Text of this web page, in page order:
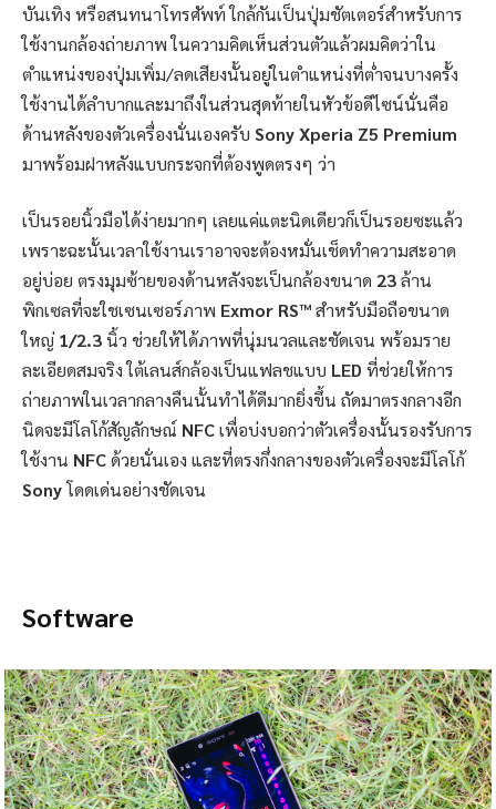
บันเทิง หรือสนทนาโทรศัพท์ ใกล้กันเป็นปุ่มชัตเตอร์สำหรับการ
ใช้งานกล้องถ่ายภาพ ในความคิดเห็นส่วนตัวแล้วผมคิดว่าใน
ตำแหน่งของปุ่มเพิ่ม/ลดเสียงนั้นอยู่ในตำแหน่งที่ต่ำจนบางครั้ง
ใช้งานได้ลำบากและมาถึงในส่วนสุดท้ายในหัวข้อดีไซน์นั่นคือ
ด้านหลังของตัวเครื่องนั่นเองครับ Sony Xperia Z5 Premium
มาพร้อมฝาหลังแบบกระจกที่ต้องพูดตรงๆ ว่า
เป็นรอยนิ้วมือได้ง่ายมากๆ เลยแค่แตะนิดเดียวก็เป็นรอยซะแล้ว
เพราะฉะนั้นเวลาใช้งานเราอาจจะต้องหมั่นเช็ดทำความสะอาด
อยู่บ่อย ตรงมุมซ้ายของด้านหลังจะเป็นกล้องขนาด 23ล้าน
พิกเซลที่จะใชเซนเซอร์ภาพ Exmor RS™สำหรับมือถือขนาด
ใหญ่ 1/2.3นิ้ว ช่วยให้ได้ภาพที่นุ่มนวลและชัดเจน พร้อมราย
ละเอียดสมจริง ใต้เลนส์กล้องเป็นแฟลชแบบ LED ที่ช่วยให้การ
ถ่ายภาพในเวลากลางคืนนั้นทำได้ดีมากยิ่งขึ้น ถัดมาตรงกลางอีก
นิดจะมีโลโก้สัญลักษณ์ NFCเพื่อบ่งบอกว่าตัวเครื่องนั้นรองรับการ
ใช้งาน NFCด้วยนั่นเอง และที่ตรงกึ่งกลางของตัวเครื่องจะมีโลโก้
Sonyโดดเด่นอย่างชัดเจน
Software